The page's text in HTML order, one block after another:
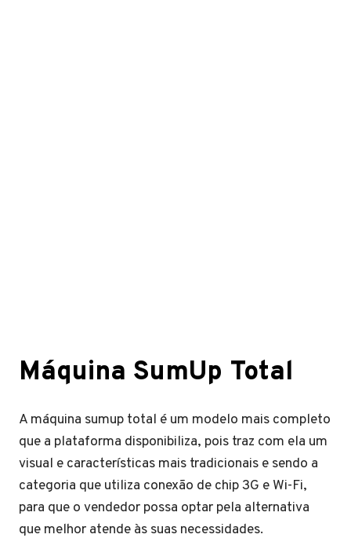
Máquina SumUp Total
A máquina sumup total é um modelo mais completo
que a plataforma disponibiliza, pois traz com ela um
visual e características mais tradicionais e sendo a
categoria que utiliza conexão de chip 3G e Wi-Fi,
para que o vendedor possa optar pela alternativa
que melhor atende às suas necessidades.